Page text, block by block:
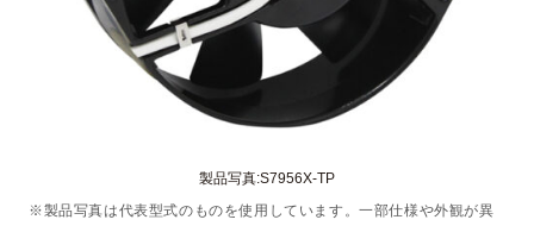
製品写真:S7956X-TP
※製品写真は代表型式のものを使用しています。一部仕様や外観が異